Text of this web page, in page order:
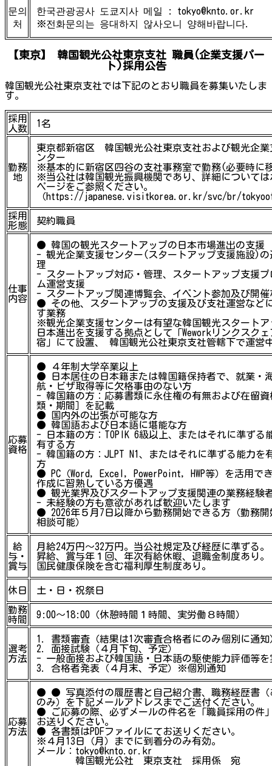
문의
처
한국관광공사 도쿄지사 메일 : tokyo@knto.or.kr
※전화문의는 응대하지 않사오니 양해바랍니다.
【東京】 韓国観光公社東京支社 職員(企業支援パー
ト)採用公告
韓国観光公社東京支社では下記のとおり職員を募集いたしま
す。
採用
人数
1名
勤務
地
東京都新宿区 韓国観光公社東京支社および観光企業
ンター
※基本的に新宿区四谷の支社事務室で勤務(必要時に
※当公社は韓国観光振興機関であり、詳細については
ページをご参照ください。
（https://japanese.visitkorea.or.kr/svc/br/
採用
形態
契約職員
仕事
内容
● 韓国の観光スタートアップの日本市場進出の支援
- 観光企業支援センター(スタートアップ支援施設)の
理
- スタートアップ対応・管理、スタートアップ支援プ
ム運営支援
- スタートアップ関連博覧会、イベント参加及び開催
● その他、スタートアップの支援及び支社運営など
す業務
※観光企業支援センターは有望な韓国観光スタートア
日本進出を支援する拠点として「Weworkリンクスクェ
宿」にて設置、 韓国観光公社東京支社管轄下で運営
応募
資格
● ４年制大学卒業以上
● 日本居住の日本籍または韓国籍保持者で、就業・
航・ビザ取得等に欠格事由のない方
- 韓国籍の方：応募書類に永住権の有無および在留資
類・期間］を記載
● 国内外の出張が可能な方
● 韓国語および日本語に堪能な方
- 日本籍の方：TOPIK 6級以上、またはそれに準ずる
有する方
- 韓国籍の方：JLPT N1、またはそれに準ずる能力を
方
● PC（Word, Excel, PowerPoint, HWP等）を活用で
作成に習熟している方優遇
● 観光業界及びスタートアップ支援関連の業務経験
- 未経験の方も意欲があれば歓迎いたします
● 2026年５月7日以降から勤務開始できる方（勤務開
相談可能）
給
与・
賞与
月給24万円～32万円。当公社規定及び経歴に準ずる。
昇給、賞与年１回、年次有給休暇、退職金制度あり。
国民健康保険を含む福利厚生制度あり。
休日
土・日・祝祭日
勤務
時間
9:00～18:00（休憩時間１時間、実労働８時間）
選考
方法
1. 書類審査（結果は1次審査合格者にのみ個別に通知
2. 面接試験（４月下旬、予定）
- 一般面接および韓国語・日本語の駆使能力評価等を
3. 合格者発表（４月末、予定）※個別通知
応募
方法
● ● 写真添付の履歴書と自己紹介書、職務経歴書（
のみ）を下記メールアドレスまでご送付ください。
● ご応募の際、必ずメールの件名を「職員採用の件
お送りください。
● 各書類はPDFファイルにてお送りください。
※４月13日（月）までに到着分のみ有効。
メール：tokyo@knto.or.kr
韓国観光公社 東京支社 採用係 宛